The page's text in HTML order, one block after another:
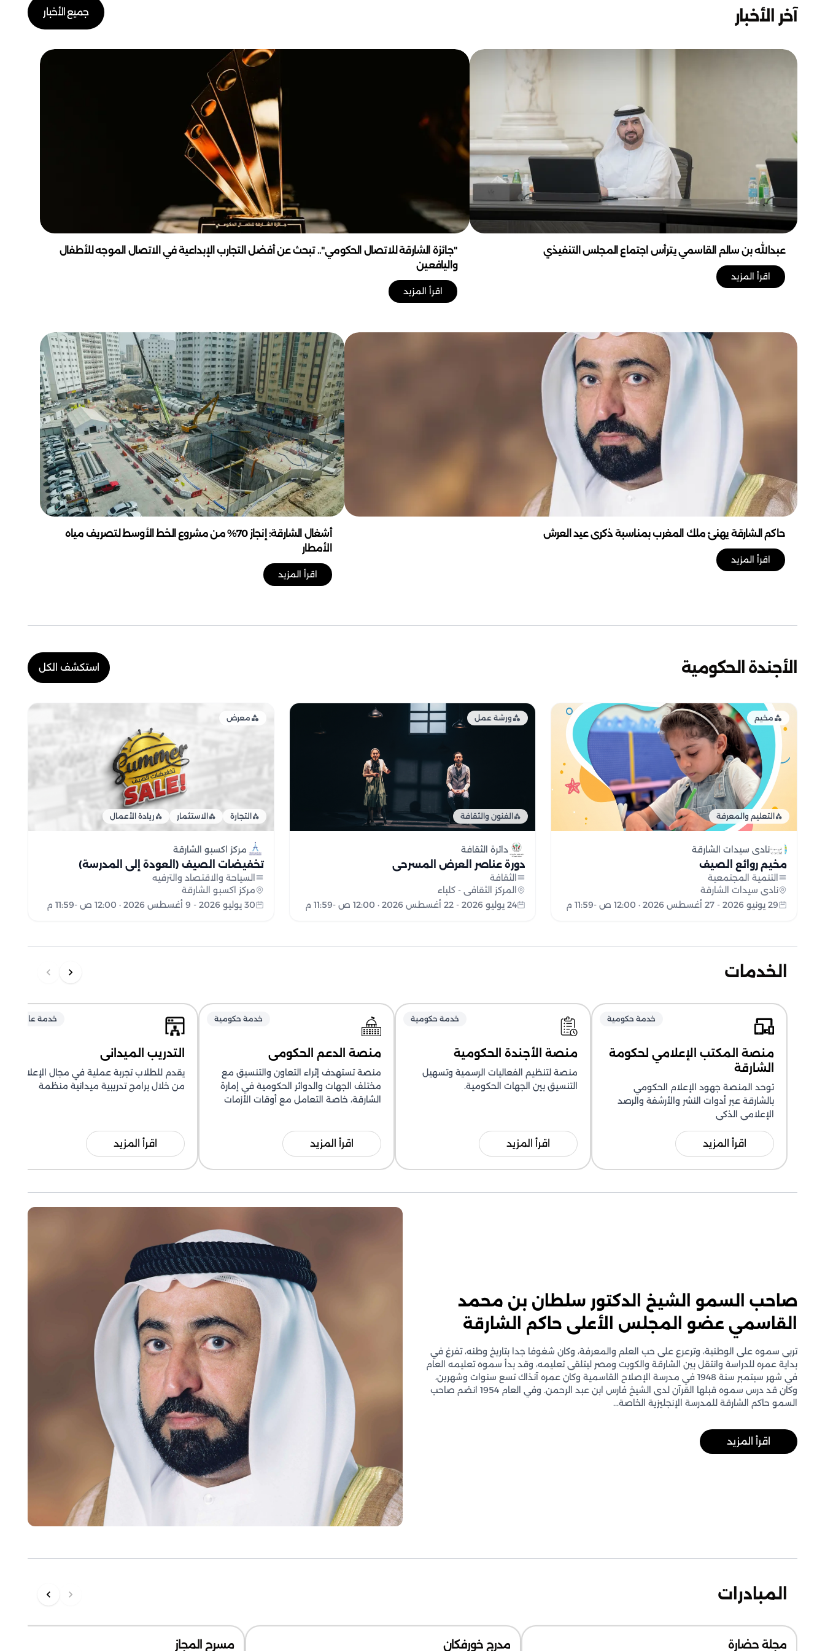
آخر الأخبار جميع الأخبار
عبدالله بن سالم القاسمي يترأس اجتماع المجلس التنفيذي
اقرأ المزيد
"جائزة الشارقة للاتصال الحكومي".. تبحث عن أفضل التجارب الإبداعية في الاتصال الموجه للأطفال
واليافعين
اقرأ المزيد
حاكم الشارقة يهنئ ملك المغرب بمناسبة ذكرى عيد العرش
اقرأ المزيد
أشغال الشارقة: إنجاز 70% من مشروع الخط الأوسط لتصريف مياه
الأمطار
اقرأ المزيد
الأجندة الحكومية استكشف الكل
مخيم
التعليم والمعرفة
نادي سيدات الشارقة
مخيم روائع الصيف
التنمية المجتمعية
نادي سيدات الشارقة
29 يونيو 2026 - 27 أغسطس 2026 · 12:00 ص -11:59 م
ورشة عمل
الفنون والثقافة
دائرة الثقافة
دورة عناصر العرض المسرحي
الثقافة
المركز الثقافي - كلباء
24 يوليو 2026 - 22 أغسطس 2026 · 12:00 ص -11:59 م
معرض
التجارة الاستثمار ريادة الأعمال
مركز اكسبو الشارقة
تخفيضات الصيف (العودة إلى المدرسة)
السياحة والاقتصاد والترفيه
مركز اكسبو الشارقة
30 يوليو 2026 - 9 أغسطس 2026 · 12:00 ص -11:59 م
الخدمات
خدمة حكومية
منصة المكتب الإعلامي لحكومة
الشارقة
توحد المنصة جهود الإعلام الحكومي
بالشارقة عبر أدوات النشر والأرشفة والرصد
الإعلامي الذكي
اقرأ المزيد
خدمة حكومية
منصة الأجندة الحكومية
منصة لتنظيم الفعاليات الرسمية وتسهيل
التنسيق بين الجهات الحكومية.
اقرأ المزيد
خدمة حكومية
منصة الدعم الحكومي
منصة تستهدف إثراء التعاون والتنسيق مع
مختلف الجهات والدوائر الحكومية في إمارة
الشارقة، خاصة التعامل مع أوقات الأزمات
اقرأ المزيد
خدمة عامة
التدريب الميداني
يقدم للطلاب تجربة عملية في مجال الإعلام
من خلال برامج تدريبية ميدانية منظمة
اقرأ المزيد
صاحب السمو الشيخ الدكتور سلطان بن محمد
القاسمي عضو المجلس الأعلى حاكم الشارقة
تربى سموه على الوطنية، وترعرع على حب العلم والمعرفة، وكان شغوفا جدا بتاريخ وطنه، تفرغ في
بداية عمره للدراسة وانتقل بين الشارقة والكويت ومصر ليتلقى تعليمه، وقد بدأ سموه تعليمه العام
في شهر سبتمبر سنة 1948 في مدرسة الإصلاح القاسمية وكان عمره آنذاك تسع سنوات وشهرين،
وكان قد درس سموه قبلها القرآن لدى الشيخ فارس ابن عبد الرحمن. وفي العام 1954 انضم صاحب
السمو حاكم الشارقة للمدرسة الإنجليزية الخاصة...
اقرأ المزيد
المبادرات
مسرح المجاز مدرج خورفكان مجلة حضارة